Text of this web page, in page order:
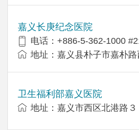
嘉义长庚纪念医院
电话：+886-5-362-1000
地址：嘉义县朴子市嘉朴
卫生福利部嘉义医院
地址：嘉义市西区北港路